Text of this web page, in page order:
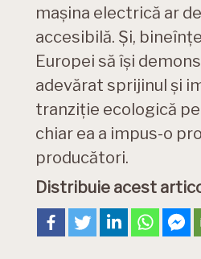
mașina electrică ar
accesibilă. Și,
Europei să își
adevărat sprijinul și
tranziție ecologică
chiar ea a impus-o
producători.
Distribuie acest